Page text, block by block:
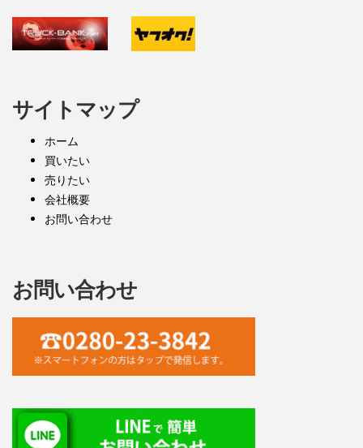
サイトマップ
ホーム
買いたい
売りたい
会社概要
お問い合わせ
お問い合わせ